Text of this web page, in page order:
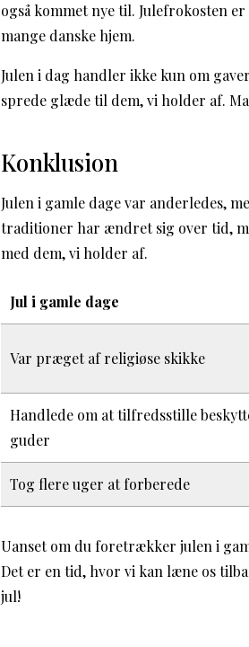
også kommet nye til. Julefrokosten
mange danske hjem.
Julen i dag handler ikke kun om
sprede glæde til dem, vi holder af.
Konklusion
Julen i gamle dage var anderledes,
traditioner har ændret sig over tid,
med dem, vi holder af.
Jul i gamle dage
Var præget af religiøse skikke
Handlede om at tilfredsstille
guder
Tog flere uger at forberede
Uanset om du foretrækker julen i
Det er en tid, hvor vi kan læne os
jul!